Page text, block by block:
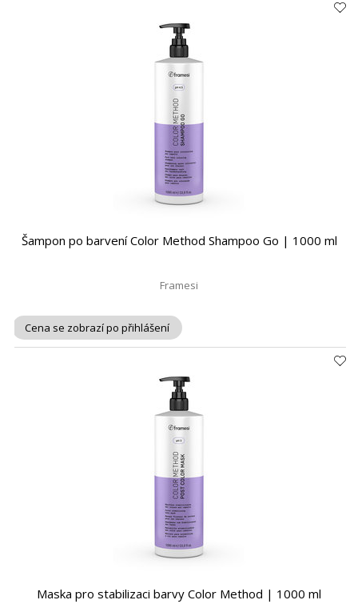
Šampon po barvení Color Method Shampoo Go | 1000 ml
Framesi
Cena se zobrazí po přihlášení
Maska pro stabilizaci barvy Color Method | 1000 ml